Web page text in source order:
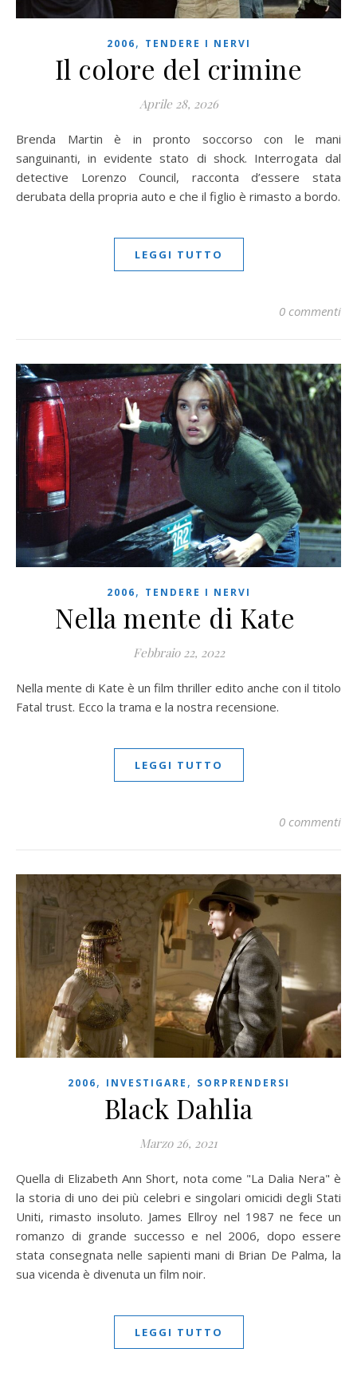
2006, TENDERE I NERVI
Il colore del crimine
Aprile 28, 2026
Brenda Martin è in pronto soccorso con le mani
sanguinanti, in evidente stato di shock. Interrogata dal
detective Lorenzo Council, racconta d’essere stata
derubata della propria auto e che il figlio è rimasto a bordo.
LEGGI TUTTO
0 commenti
2006, TENDERE I NERVI
Nella mente di Kate
Febbraio 22, 2022
Nella mente di Kate è un film thriller edito anche con il titolo
Fatal trust. Ecco la trama e la nostra recensione.
LEGGI TUTTO
0 commenti
2006, INVESTIGARE , SORPRENDERSI
Black Dahlia
Marzo 26, 2021
Quella di Elizabeth Ann Short, nota come "La Dalia Nera" è
la storia di uno dei più celebri e singolari omicidi degli Stati
Uniti, rimasto insoluto. James Ellroy nel 1987 ne fece un
romanzo di grande successo e nel 2006, dopo essere
stata consegnata nelle sapienti mani di Brian De Palma, la
sua vicenda è divenuta un film noir.
LEGGI TUTTO